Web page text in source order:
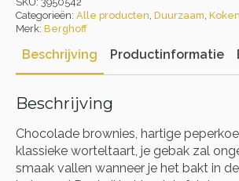
Categorieën: Alle producten, Duurzaam,
Merk: Berghoff
Beschrijving Productinformatie
Beschrijving
Chocolade brownies, hartige
klassieke worteltaart, je gebak zal
smaak vallen wanneer je het bakt in